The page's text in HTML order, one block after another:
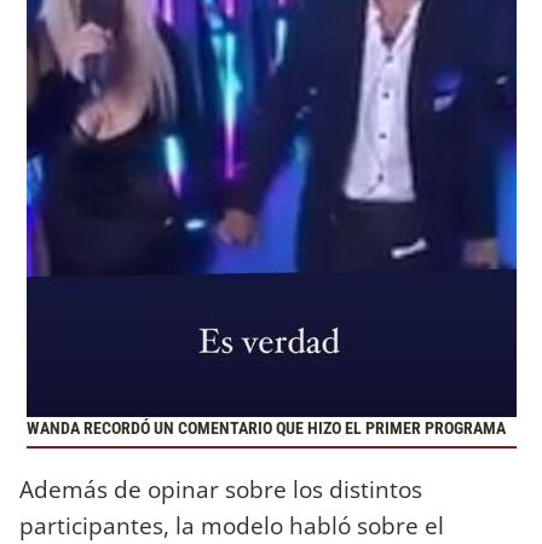
WANDA RECORDÓ UN COMENTARIO QUE HIZO EL PRIMER PROGRAMA
Además de opinar sobre los distintos
participantes, la modelo habló sobre el